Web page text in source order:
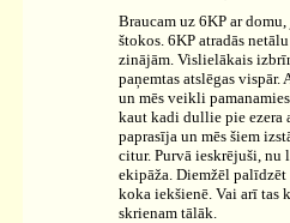
Braucam uz 6KP ar
štokos. 6KP atradās
zinājām. Vislielākais
paņemtas atslēgas
un mēs veikli
kaut kadi dullie pie ezera
paprasīja un mēs šiem
citur. Purvā ieskrējuši, nu
ekipāža. Diemžēl palīdzēt
koka iekšienē. Vai arī tas
skrienam tālāk.